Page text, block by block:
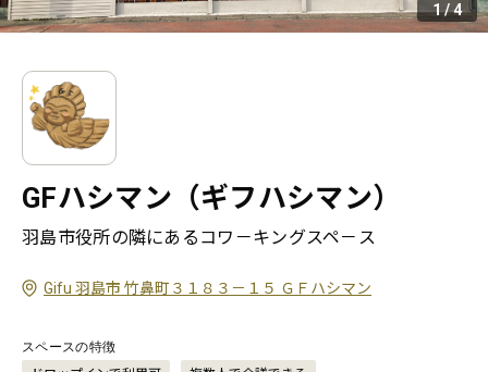
1/4
GFハシマン（ギフハシマン）
羽島市役所の隣にあるコワ－キングスペ－ス
Gifu 羽島市 竹鼻町３１８３－１５ ＧＦハシマン
スペースの特徴